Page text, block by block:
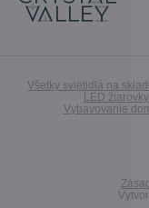
Všetky svietidlá na
LED
Vybavovanie